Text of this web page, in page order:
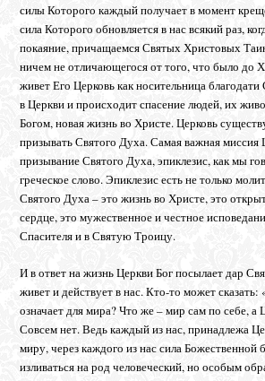
силы Которого каждый получает в момент
сила Которого обновляется в нас всякий раз,
покаяние, причащаемся Святых Христовых
ничем не отличающегося от того, что было до
живет Его Церковь как носительница
в Церкви и происходит спасение людей, их
Богом, новая жизнь во Христе. Церковь
призывать Святого Духа. Самая важная миссия
призывание Святого Духа, эпиклезис, как мы
греческое слово. Эпиклезис есть не только
Святого Духа – это жизнь во Христе, это
сердце, это мужественное и честное
Спасителя и в Святую Троицу.
И в ответ на жизнь Церкви Бог посылает дар
живет и действует в нас. Кто-то может сказать:
означает для мира? Что же – мир сам по себе, а
Совсем нет. Ведь каждый из нас, принадлежа
миру, через каждого из нас сила Божественной
изливаться на род человеческий, но особым